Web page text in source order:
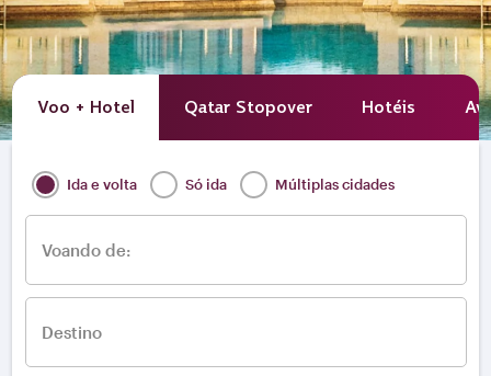
Voo + Hotel Qatar Stopover Hotéis
Ida e volta Só ida Múltiplas cidades
Voando de:
Destino